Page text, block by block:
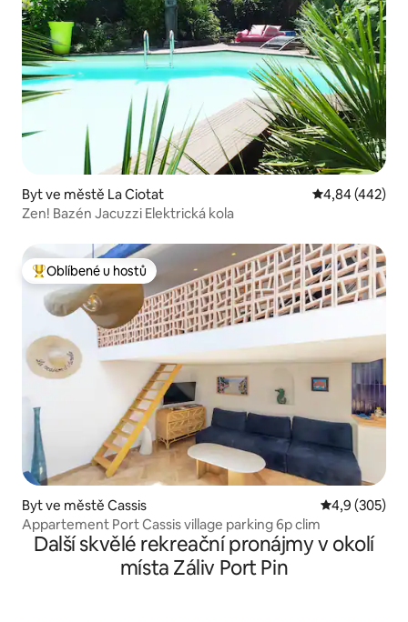
Byt ve městě La Ciotat Průměrné
4,84 (442)
Zen! Bazén Jacuzzi Elektrická kola
Nejlepší v kategorii Oblíbené u hostů
Oblíbené u hostů
Byt ve městě Cassis Průměrné
4,9 (305)
Appartement Port Cassis village parking 6p clim
Další skvělé rekreační pronájmy v okolí
místa Záliv Port Pin